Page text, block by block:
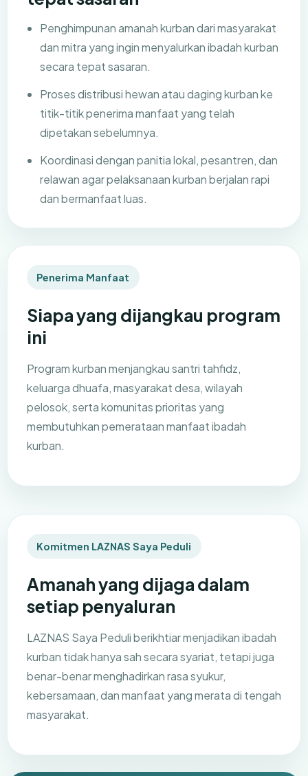
Penghimpunan amanah kurban dari masyarakat
dan mitra yang ingin menyalurkan ibadah kurban
secara tepat sasaran.
Proses distribusi hewan atau daging kurban ke
titik-titik penerima manfaat yang telah
dipetakan sebelumnya.
Koordinasi dengan panitia lokal, pesantren, dan
relawan agar pelaksanaan kurban berjalan rapi
dan bermanfaat luas.
Penerima Manfaat
Siapa yang dijangkau program
ini
Program kurban menjangkau santri tahfidz,
keluarga dhuafa, masyarakat desa, wilayah
pelosok, serta komunitas prioritas yang
membutuhkan pemerataan manfaat ibadah
kurban.
Komitmen LAZNAS Saya Peduli
Amanah yang dijaga dalam
setiap penyaluran
LAZNAS Saya Peduli berikhtiar menjadikan ibadah
kurban tidak hanya sah secara syariat, tetapi juga
benar-benar menghadirkan rasa syukur,
kebersamaan, dan manfaat yang merata di tengah
masyarakat.